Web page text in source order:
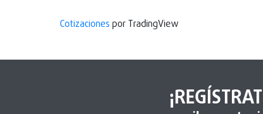
Cotizaciones por TradingView